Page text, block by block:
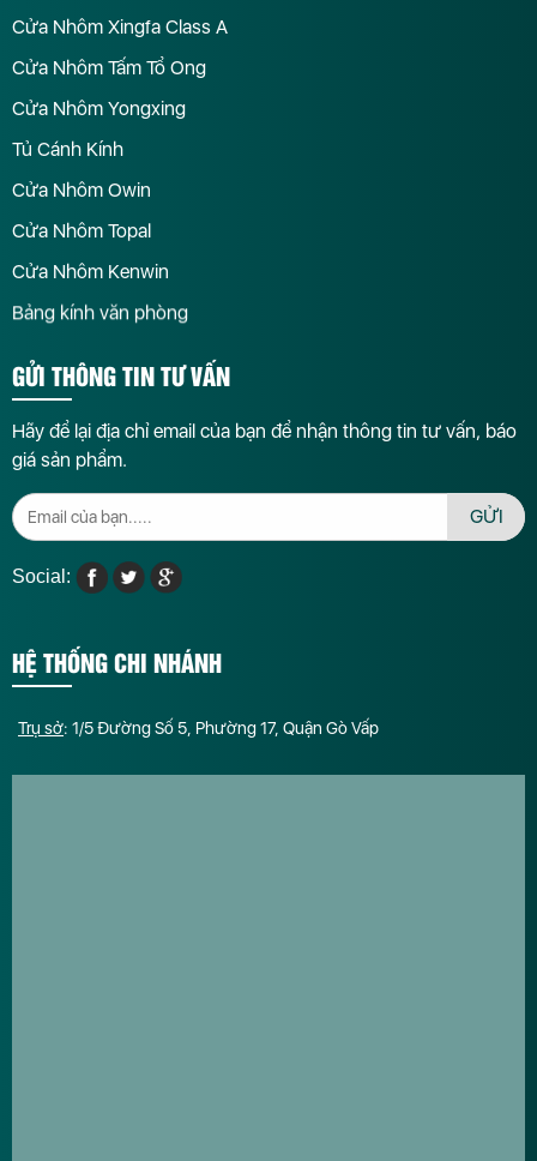
Cửa Nhôm Xingfa Class A
Cửa Nhôm Tấm Tổ Ong
Cửa Nhôm Yongxing
Tủ Cánh Kính
Cửa Nhôm Owin
Cửa Nhôm Topal
Cửa Nhôm Kenwin
Bảng kính văn phòng
GỬI THÔNG TIN TƯ VẤN
Hãy để lại địa chỉ email của bạn để nhận thông tin tư vấn, báo
giá sản phẩm.
GỬI
Social:
HỆ THỐNG CHI NHÁNH
Trụ sở: 1/5 Đường Số 5, Phường 17, Quận Gò Vấp